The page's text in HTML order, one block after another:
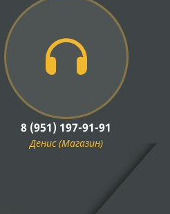
8 (951) 197-91-91
Денис (Магазин)